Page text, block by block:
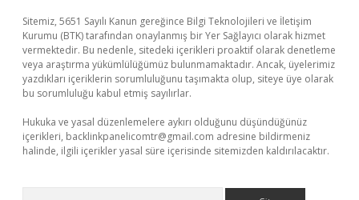
Sitemiz, 5651 Sayılı Kanun gereğince Bilgi Teknolojileri ve İletişim
Kurumu (BTK) tarafından onaylanmış bir Yer Sağlayıcı olarak hizmet
vermektedir. Bu nedenle, sitedeki içerikleri proaktif olarak denetleme
veya araştırma yükümlülüğümüz bulunmamaktadır. Ancak, üyelerimiz
yazdıkları içeriklerin sorumluluğunu taşımakta olup, siteye üye olarak
bu sorumluluğu kabul etmiş sayılırlar.
Hukuka ve yasal düzenlemelere aykırı olduğunu düşündüğünüz
içerikleri, backlinkpanelicomtr@gmail.com adresine bildirmeniz
halinde, ilgili içerikler yasal süre içerisinde sitemizden kaldırılacaktır.